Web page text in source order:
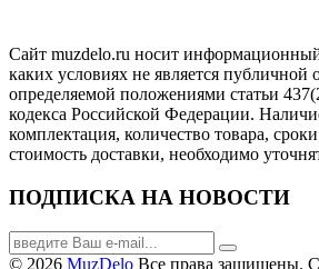
Сайт muzdelo.ru носит
каких условиях не является публичной
определяемой положениями статьи
кодекса Российской Федерации.
комплектация, количество товара,
стоимость доставки, необходимо
ПОДПИСКА НА НОВОСТИ
© 2026 MuzDelo Все права защищены.